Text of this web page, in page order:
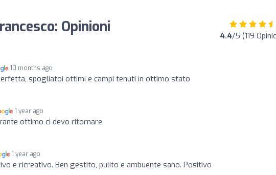
Opinioni 4.4/5 (119
10 months ago
spogliatoi ottimi e campi tenuti in ottimo stato
1 year ago
ottimo ci devo ritornare
1 year ago
e ricreativo. Ben gestito, pulito e ambuente sano. Positivo